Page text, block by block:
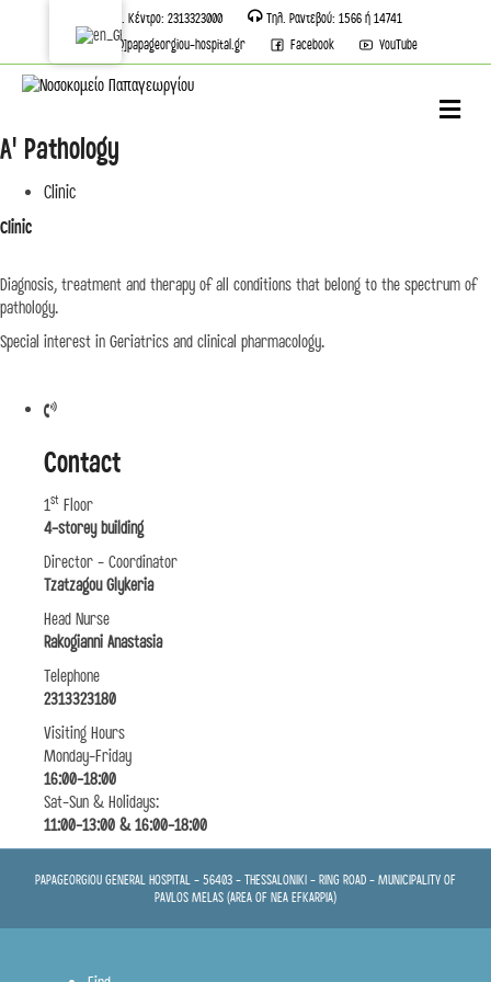
Τηλ. Κέντρο: 2313323000
Τηλ. Ραντεβού: 1566 ή 14741
info[@]papageorgiou-hospital.gr
Facebook YouTube
A' Pathology
Clinic
Clinic
Diagnosis, treatment and therapy of all conditions that belong to the spectrum of
pathology.
Special interest in Geriatrics and clinical pharmacology.
Contact
1st Floor
4-storey building
Director - Coordinator
Tzatzagou Glykeria
Head Nurse
Rakogianni Anastasia
Telephone
2313323180
Visiting Hours
Monday-Friday
16:00-18:00
Sat-Sun & Holidays:
11:00-13:00 & 16:00-18:00
PAPAGEORGIOU GENERAL HOSPITAL - 56403 - THESSALONIKI - RING ROAD - MUNICIPALITY OF
PAVLOS MELAS (AREA OF NEA EFKARPIA)